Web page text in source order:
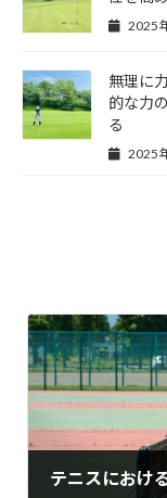
2025
無理に
的な力
る
2025